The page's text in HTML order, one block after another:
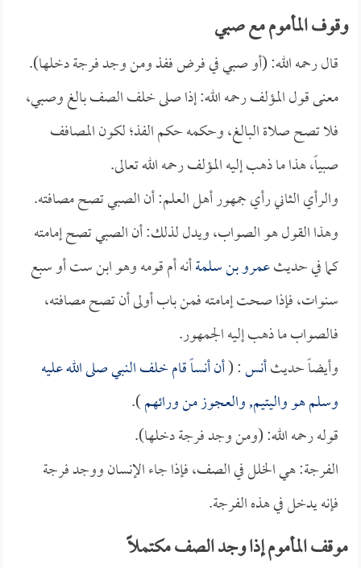
وقوف المأموم مع صبي
قال رحمه الله: (أو صبي في فرض ففذ ومن وجد فرجة دخلها).
معنى قول المؤلف رحمه الله: إذا صلى خلف الصف بالغ وصبي،
فلا تصح صلاة البالغ، وحكمه حكم الفذ؛ لكون المصافف
صبياً، هذا ما ذهب إليه المؤلف رحمه الله تعالى.
والرأي الثاني رأي جمهور أهل العلم: أن الصبي تصح مصافته.
وهذا القول هو الصواب، ويدل لذلك: أن الصبي تصح إمامته
كما في حديثعمرو بن سلمةأنه أم قومه وهو ابن ست أو سبع
سنوات، فإذا صحت إمامته فمن باب أولى أن تصح مصافته،
فالصواب ما ذهب إليه الجمهور.
وأيضاً حديثأنس: (أنأنساًقام خلف النبي صلى الله عليه
وسلم هو واليتيم, والعجوز من ورائهم).
قوله رحمه الله: (ومن وجد فرجة دخلها).
الفرجة: هي الخلل في الصف، فإذا جاء الإنسان ووجد فرجة
فإنه يدخل في هذه الفرجة.
موقف المأموم إذا وجد الصف مكتملاً